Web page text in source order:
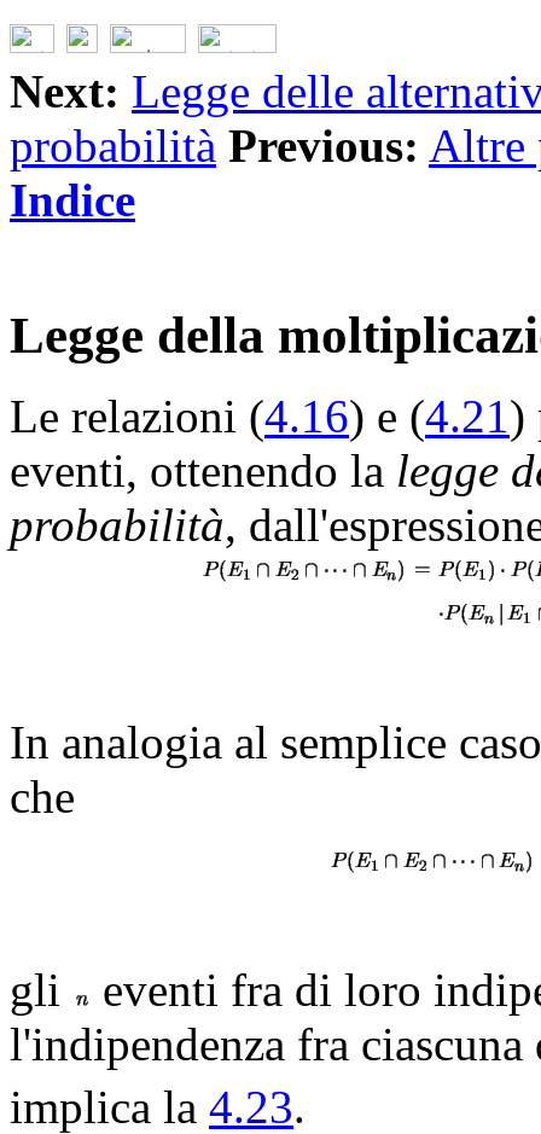
Next: Legge delle
probabilità Previous: Altre
Indice
Legge della
Le relazioni (4.16) e (4.21)
eventi, ottenendo la legge
probabilità,
In analogia al semplice
che
gli
eventi fra di loro
l'indipendenza fra
implica la 4.23.